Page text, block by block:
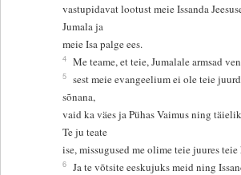
vastupidavat lootust meie Issanda
Jumala ja
meie Isa palge ees.
4 Me teame, et teie, Jumalale armsad
5 sest meie evangeelium ei ole teie
sõnana,
vaid ka väes ja Pühas Vaimus ning
Te ju teate
ise, missugused me olime teie juures teie
6 Ja te võtsite eeskujuks meid ning